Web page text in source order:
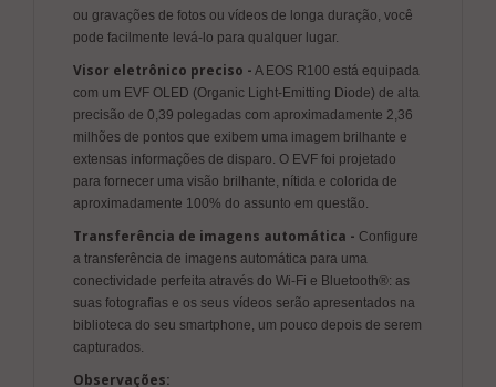
ou gravações de fotos ou vídeos de longa duração, você
pode facilmente levá-lo para qualquer lugar.
Visor eletrônico preciso - A EOS R100 está equipada
com um EVF OLED (Organic Light-Emitting Diode) de alta
precisão de 0,39 polegadas com aproximadamente 2,36
milhões de pontos que exibem uma imagem brilhante e
extensas informações de disparo. O EVF foi projetado
para fornecer uma visão brilhante, nítida e colorida de
aproximadamente 100% do assunto em questão.
Transferência de imagens automática - Configure
a transferência de imagens automática para uma
conectividade perfeita através do Wi-Fi e Bluetooth®: as
suas fotografias e os seus vídeos serão apresentados na
biblioteca do seu smartphone, um pouco depois de serem
capturados.
Observações: